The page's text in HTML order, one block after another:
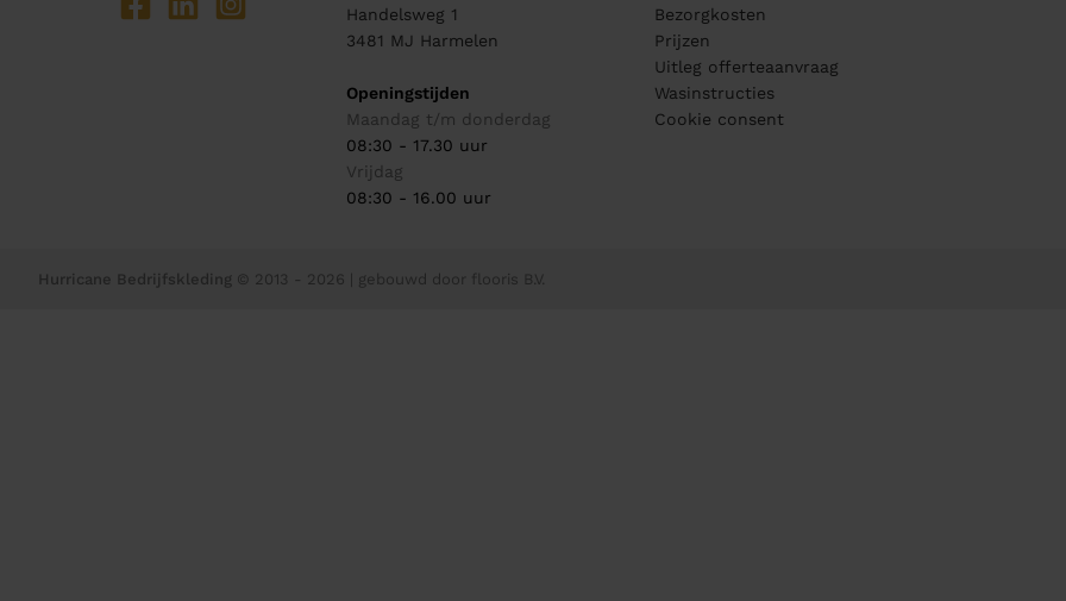
Handelsweg 1
3481 MJ Harmelen
Openingstijden
Maandag t/m donderdag
08:30 - 17.30 uur
Vrijdag
08:30 - 16.00 uur
Bezorgkosten
Prijzen
Uitleg offerteaanvraag
Wasinstructies
Cookie consent
Hurricane Bedrijfskleding © 2013 - 2026 | gebouwd door flooris B.V.